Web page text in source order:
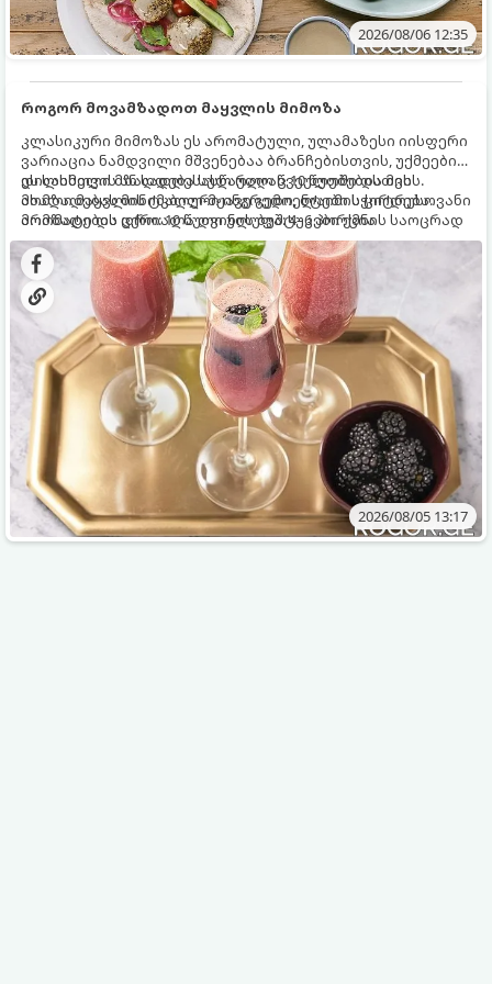
2026/08/06 12:35
როგორ მოვამზადოთ მაყვლის მიმოზა
კლასიკური მიმოზას ეს არომატული, ულამაზესი იისფერი
ვარიაცია ნამდვილი მშვენებაა ბრანჩებისთვის, უქმეების
დილისთვის ან სადღესასწაულო წვეულებებისთვის.
ახალი მაყვლის ტკბილ-მჟავე გემო, ლაიმის ციტრუსოვანი
არომატი და ცქრიალა ღვინის ბუშტუკები ქმნის საოცრად
დახვეწილ და მაგრილებელ კოქტეილს.
ეს სასმელი მზადდება სულ რაღაც 10 წუთში და მის
მომზადებას მინიმალური ინგრედიენტები სჭირდება.
მომზადების დრო: 10 წუთი ულუფა: 4–6 პორცია
2026/08/05 13:17